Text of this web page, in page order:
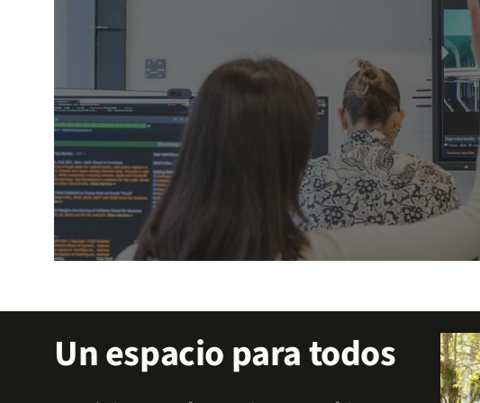
Explora nuestros apoyos
Accede a facilidades que te permitirán enfocarte en lo más
Un espacio para todos